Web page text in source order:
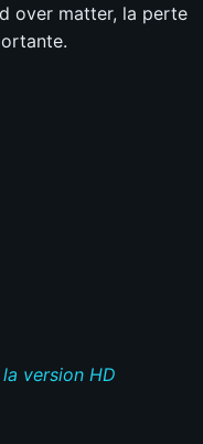
over matter, la perte
version HD